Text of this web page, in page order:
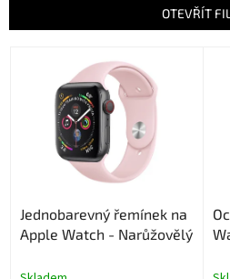
í
OTEVŘÍT
Jednobarevný řemínek na
Apple Watch - Narůžovělý